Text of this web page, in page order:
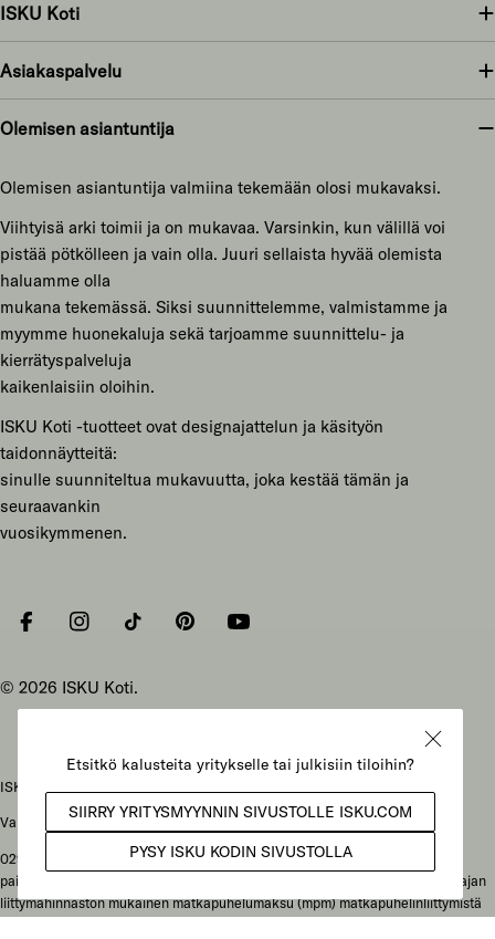
ISKU Koti
Asiakaspalvelu
Olemisen asiantuntija
Olemisen asiantuntija valmiina tekemään olosi mukavaksi.
Viihtyisä arki toimii ja on mukavaa. Varsinkin, kun välillä voi
pistää pötkölleen ja vain olla. Juuri sellaista hyvää olemista
haluamme olla
mukana tekemässä. Siksi suunnittelemme, valmistamme ja
myymme huonekaluja sekä tarjoamme suunnittelu- ja
kierrätyspalveluja
kaikenlaisiin oloihin.
ISKU Koti -tuotteet ovat designajattelun ja käsityön
taidonnäytteitä:
sinulle suunniteltua mukavuutta, joka kestää tämän ja
seuraavankin
vuosikymmenen.
FacebookInstagramTiktok PinterestYouTube
© 2026 ISKU Koti.
ISKU Koti Oy, Mukkulankatu 19, 15210 Lahti
Vaihteen puhelunnumero: 029 086 3000
029-alkuiset yritysnumerot: soittajan liittymähinnaston mukainen
paikallisverkkomaksu (pvm) kotimaan lankaliittymästä soitettaessa tai soittajan
liittymähinnaston mukainen matkapuhelumaksu (mpm) matkapuhelinliittymistä